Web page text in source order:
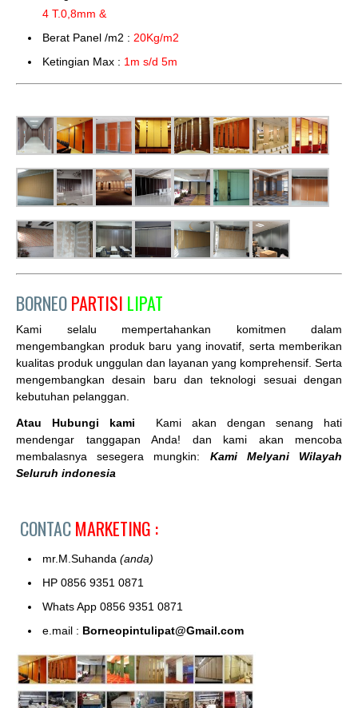
4 T.0,8mm &
Berat Panel /m2 : 20Kg/m2
Ketingian Max : 1m s/d 5m
BORNEOPARTISI LIPAT
Kami selalu mempertahankan komitmen dalam
mengembangkan produk baru yang inovatif, serta memberikan
kualitas produk unggulan dan layanan yang komprehensif. Serta
mengembangkan desain baru dan teknologi sesuai dengan
kebutuhan pelanggan.
Atau Hubungi kami
Kami akan dengan senang hati
mendengar tanggapan Anda! dan kami akan mencoba
membalasnya sesegera mungkin: Kami Melyani Wilayah
Seluruh indonesia
CONTACMARKETING :
mr.M.Suhanda (anda)
HP 0856 9351 0871
Whats App 0856 9351 0871
e.mail : Borneopintulipat@Gmail.com